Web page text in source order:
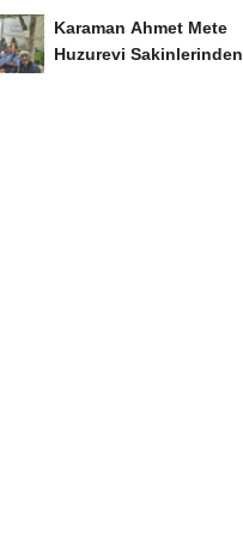
Karaman Ahmet Mete
Huzurevi Sakinlerinden